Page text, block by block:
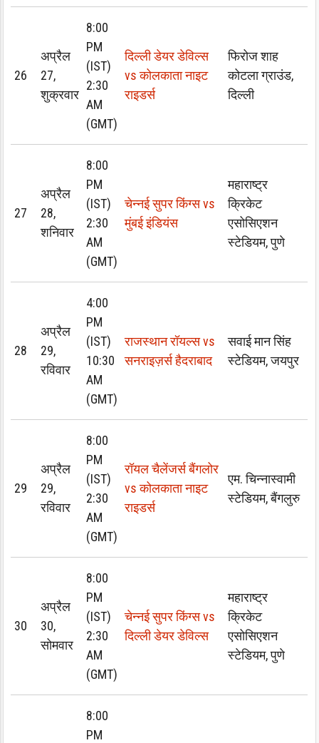
26
अप्रैल
27,
शुक्रवार
8:00
PM
(IST)
2:30
AM
(GMT)
दिल्ली डेयर डेविल्स
vs कोलकाता नाइट
राइडर्स
फिरोज शाह
कोटला ग्राउंड,
दिल्ली
27
अप्रैल
28,
शनिवार
8:00
PM
(IST)
2:30
AM
(GMT)
चेन्नई सुपर किंग्स vs
मुंबई इंडियंस
महाराष्ट्र
क्रिकेट
एसोसिएशन
स्टेडियम, पुणे
28
अप्रैल
29,
रविवार
4:00
PM
(IST)
10:30
AM
(GMT)
राजस्थान रॉयल्स vs
सनराइज़र्स हैदराबाद
सवाई मान सिंह
स्टेडियम, जयपुर
29
अप्रैल
29,
रविवार
8:00
PM
(IST)
2:30
AM
(GMT)
रॉयल चैलेंजर्स बैंगलोर
vs कोलकाता नाइट
राइडर्स
एम. चिन्नास्वामी
स्टेडियम, बैंगलुरु
30
अप्रैल
30,
सोमवार
8:00
PM
(IST)
2:30
AM
(GMT)
चेन्नई सुपर किंग्स vs
दिल्ली डेयर डेविल्स
महाराष्ट्र
क्रिकेट
एसोसिएशन
स्टेडियम, पुणे
8:00
PM